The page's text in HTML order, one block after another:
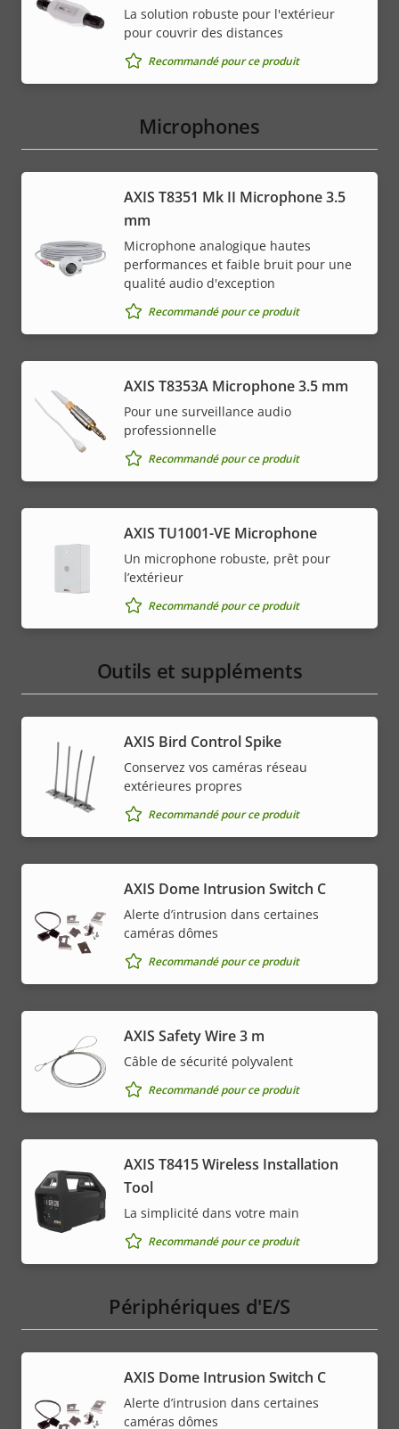
La solution robuste pour l'extérieur
pour couvrir des distances
Recommandé pour ce produit
Microphones
AXIS T8351 Mk II Microphone 3.5
mm
Microphone analogique hautes
performances et faible bruit pour une
qualité audio d'exception
Recommandé pour ce produit
AXIS T8353A Microphone 3.5 mm
Pour une surveillance audio
professionnelle
Recommandé pour ce produit
AXIS TU1001-VE Microphone
Un microphone robuste, prêt pour
l’extérieur
Recommandé pour ce produit
Outils et suppléments
AXIS Bird Control Spike
Conservez vos caméras réseau
extérieures propres
Recommandé pour ce produit
AXIS Dome Intrusion Switch C
Alerte d’intrusion dans certaines
caméras dômes
Recommandé pour ce produit
AXIS Safety Wire 3 m
Câble de sécurité polyvalent
Recommandé pour ce produit
AXIS T8415 Wireless Installation
Tool
La simplicité dans votre main
Recommandé pour ce produit
Périphériques d'E/S
AXIS Dome Intrusion Switch C
Alerte d’intrusion dans certaines
caméras dômes